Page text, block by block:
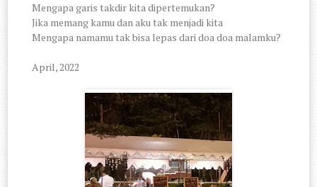
Mengapa garis takdir kita dipertemukan?
Jika memang kamu dan aku tak menjadi kita
Mengapa namamu tak bisa lepas dari doa doa malamku?
April, 2022